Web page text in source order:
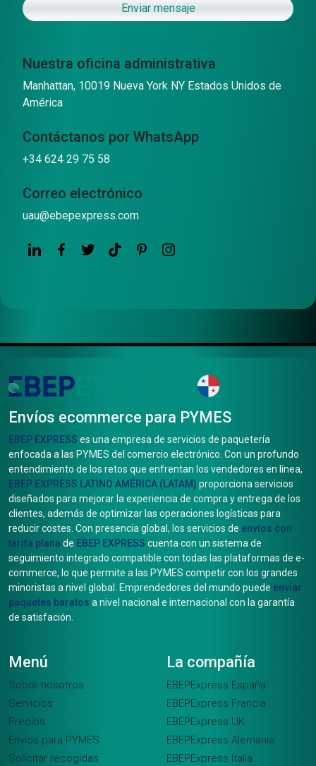
Enviar mensaje
Nuestra oficina administrativa
Manhattan, 10019 Nueva York NY Estados Unidos de
América
Contáctanos por WhatsApp
+34 624 29 75 58
Correo electrónico
uau@ebepexpress.com
Envíos ecommerce para PYMES
EBEP EXPRESS es una empresa de servicios de paquetería
enfocada a las PYMES del comercio electrónico. Con un profundo
entendimiento de los retos que enfrentan los vendedores en línea,
EBEP EXPRESS LATINO AMÉRICA (LATAM) proporciona servicios
diseñados para mejorar la experiencia de compra y entrega de los
clientes, además de optimizar las operaciones logísticas para
reducir costes. Con presencia global, los servicios de envíos con
tarifa plana de EBEP EXPRESS cuenta con un sistema de
seguimiento integrado compatible con todas las plataformas de e-
commerce, lo que permite a las PYMES competir con los grandes
minoristas a nivel global. Emprendedores del mundo puede enviar
paquetes baratos a nivel nacional e internacional con la garantía
de satisfación.
Menú
Sobre nosotros
Servicios
Precios
Envíos para PYMES
Solicitar recogidas
La compañía
EBEPExpress España
EBEPExpress Francia
EBEPExpress UK
EBEPExpress Alemania
EBEPExpress Italia